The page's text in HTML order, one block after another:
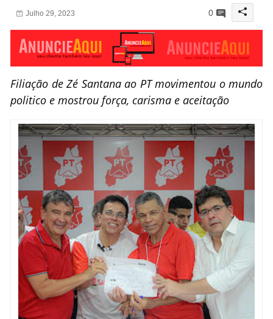
Julho 29, 2023 0
Filiação de Zé Santana ao PT movimentou o mundo
politico e mostrou força, carisma e aceitação